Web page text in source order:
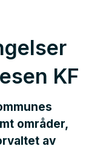
KF
områder,
av